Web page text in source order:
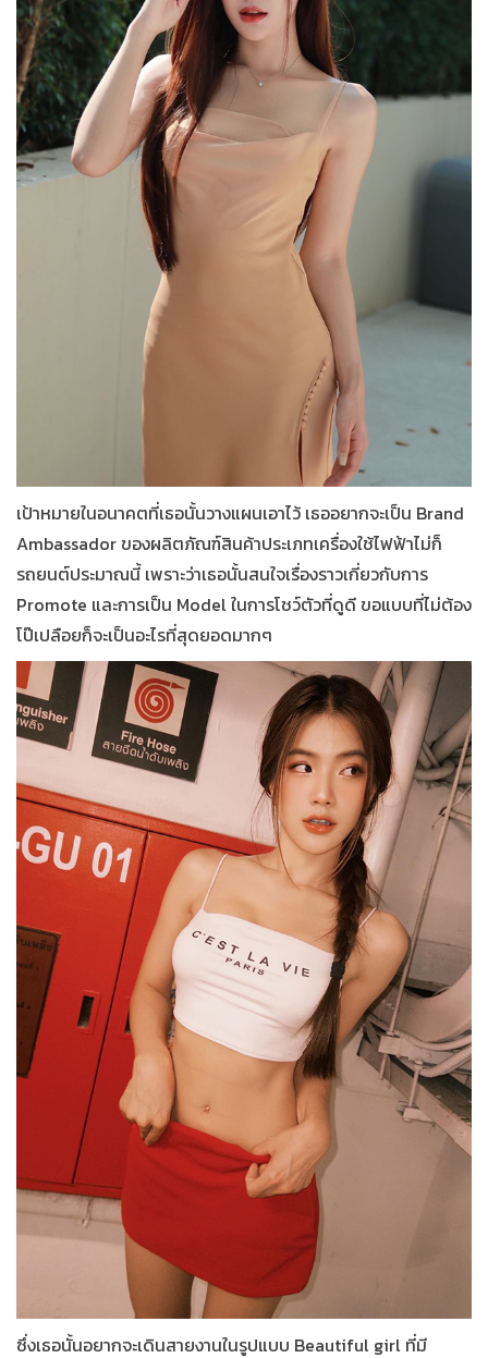
เป้าหมายในอนาคตที่เธอนั้นวางแผนเอาไว้ เธออยากจะเป็น Brand
Ambassador ของผลิตภัณฑ์สินค้าประเภทเครื่องใช้ไฟฟ้าไม่ก็
รถยนต์ประมาณนี้ เพราะว่าเธอนั้นสนใจเรื่องราวเกี่ยวกับการ
Promote และการเป็น Model ในการโชว์ตัวที่ดูดี ขอแบบที่ไม่ต้อง
โป๊เปลือยก็จะเป็นอะไรที่สุดยอดมากๆ
ซึ่งเธอนั้นอยากจะเดินสายงานในรูปแบบ Beautiful girl ที่มี